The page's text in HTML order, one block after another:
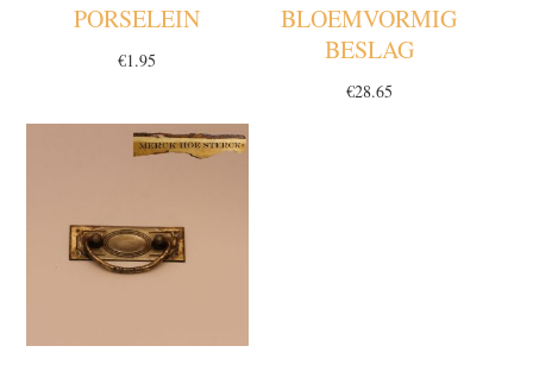
PORSELEIN
€1.95
BLOEMVORMIG
BESLAG
€28.65